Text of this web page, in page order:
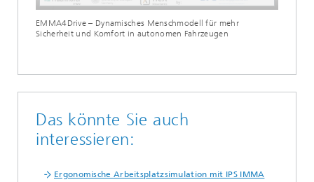
EMMA4Drive – Dynamisches Menschmodell für mehr
Sicherheit und Komfort in autonomen Fahrzeugen
Das könnte Sie auch
interessieren:
Ergonomische Arbeitsplatzsimulation mit IPS IMMA